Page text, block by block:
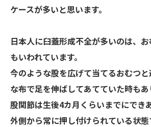
ケースが多いと思います。
日本人に臼蓋形成不全が多いのは、
もいわれています。
今のような股を広げて当てるおむつ
な布で足を伸ばしてあてていた時もあ
股関節は生後4カ月くらいまでにでき
外側から常に押し付けられている状